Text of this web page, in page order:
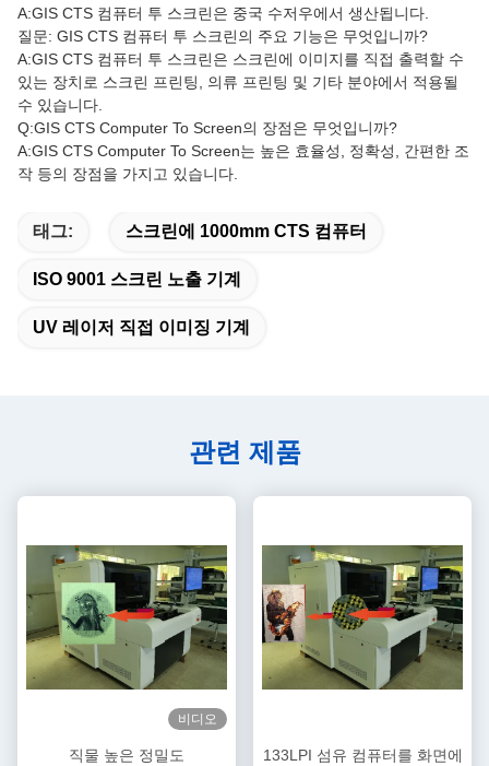
A:GIS CTS 컴퓨터 투 스크린은 중국 수저우에서 생산됩니다.
질문: GIS CTS 컴퓨터 투 스크린의 주요 기능은 무엇입니까?
A:GIS CTS 컴퓨터 투 스크린은 스크린에 이미지를 직접 출력할 수
있는 장치로 스크린 프린팅, 의류 프린팅 및 기타 분야에서 적용될
수 있습니다.
Q:GIS CTS Computer To Screen의 장점은 무엇입니까?
A:GIS CTS Computer To Screen는 높은 효율성, 정확성, 간편한 조
작 등의 장점을 가지고 있습니다.
태그: 스크린에 1000mm CTS 컴퓨터
ISO 9001 스크린 노출 기계
UV 레이저 직접 이미징 기계
관련 제품
비디오
직물 높은 정밀도
133LPI 섬유 컴퓨터를 화면에